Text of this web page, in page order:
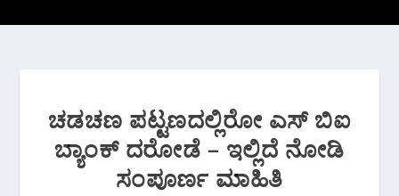
ಚಡಚಣ ಪಟ್ಟಣದಲ್ಲಿರೋ ಎಸ್ ಬಿಐ
ಬ್ಯಾಂಕ್ ದರೋಡೆ – ಇಲ್ಲಿದೆ ನೋಡಿ
ಸಂಪೂರ್ಣ ಮಾಹಿತಿ